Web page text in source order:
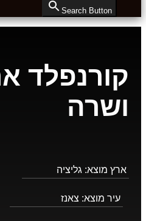
Search Button
קורנפלד
ושרה
ארץ מוצא: גליציה
עיר מוצא: צאנז